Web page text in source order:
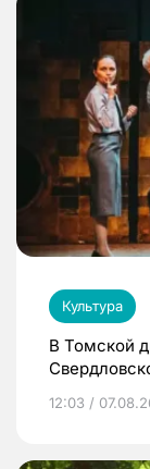
Культура
В Томской
12:03 /